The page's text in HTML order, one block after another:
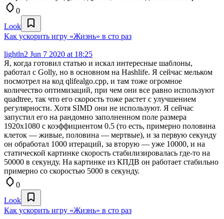
0
Look
Как ускорить игру «Жизнь» в сто раз
lightln2 Jun 7 2020 at 18:25
Я, когда готовил статью и искал интересные шаблоны,
работал с Golly, но в основном на Hashlife. Я сейчас мельком
посмотрел на код qlifealgo.cpp, и там тоже огромное
количество оптимизаций, при чем они все равно используют
quadtree, так что его скорость тоже растет с улучшением
регулярности. Хотя SIMD они не используют. Я сейчас
запустил его на рандомно заполненном поле размера
1920x1080 с коэффициентом 0.5 (то есть, примерно половина
клеток — живые, половина — мертвые), и за первую секунду
он обработал 1000 итераций, за вторую — уже 10000, и на
статической картинке скорость стабилизировалась где-то на
50000 в секунду. На картинке из КПДВ он работает стабильно
примерно со скоростью 5000 в секунду.
0
Look
Как ускорить игру «Жизнь» в сто раз